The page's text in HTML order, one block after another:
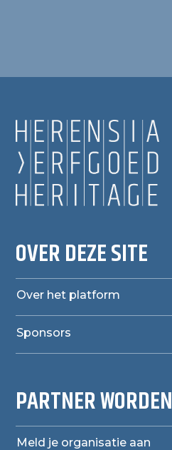
OVER DEZE SITE
Over het platform
Sponsors
PARTNER WORDEN
Meld je organisatie aan